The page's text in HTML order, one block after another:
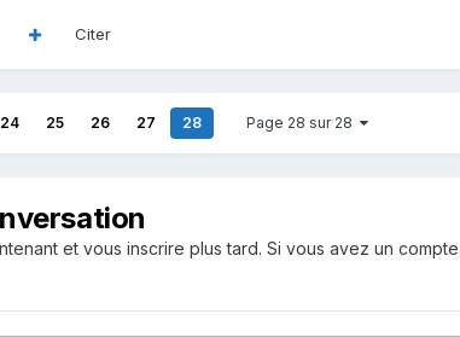
Citer
24 25 26 27 28 Page 28 sur 28
et vous inscrire plus tard. Si vous avez un compte,